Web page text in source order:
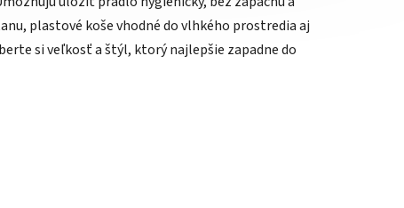
plastové koše vhodné do vlhkého prostredia aj
si veľkosť a štýl, ktorý najlepšie zapadne do